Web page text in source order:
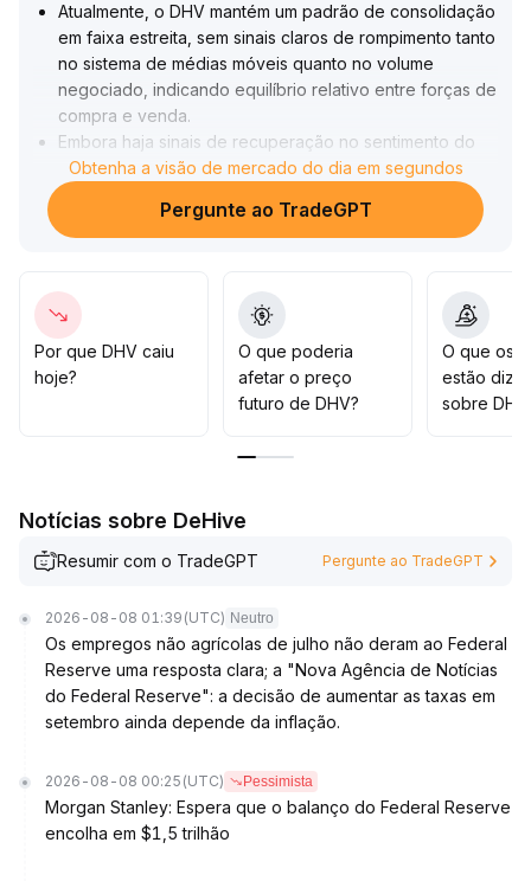
Atualmente, o DHV mantém um padrão de consolidação
em faixa estreita, sem sinais claros de rompimento tanto
no sistema de médias móveis quanto no volume
negociado, indicando equilíbrio relativo entre forças de
compra e venda.
Embora haja sinais de recuperação no sentimento do
mercado, a tendência ainda não está definida e o
suporte de capital é limitado
Recomenda-se, no curto prazo, adotar postura de
possível alta acompanhada de aumento de volume;
caso haja um rompimento efetivo com volume
crescente, pode-se considerar entradas escalonadas
na compra
Caso o suporte importante seja perdido, recomenda-
Evite perseguir altas neste momento, seja paciente e
Obtenha a visão de mercado do dia em segundos
Pergunte ao TradeGPT
Por que DHV caiu
hoje?
O que poderia
afetar o preço
futuro de DHV?
O que os
estão
sobre
Notícias sobre DeHive
Resumir com o TradeGPT Pergunte ao TradeGPT
2026-08-08 01:39 (UTC) Neutro
Os empregos não agrícolas de julho não deram ao Federal
Reserve uma resposta clara; a "Nova Agência de Notícias
do Federal Reserve": a decisão de aumentar as taxas em
setembro ainda depende da inflação.
2026-08-08 00:25 (UTC) Pessimista
Morgan Stanley: Espera que o balanço do Federal Reserve
encolha em $1,5 trilhão